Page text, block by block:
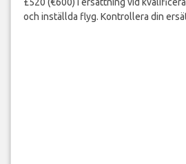
och inställda flyg. Kontrollera din